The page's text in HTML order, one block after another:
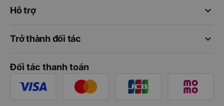
keyboard_arrow_down
Hỗ trợ
keyboard_arrow_down
Trở thành đối tác
Đối tác thanh toán